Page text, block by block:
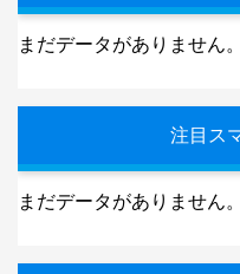
まだデータがありません。
注目ス
まだデータがありません。